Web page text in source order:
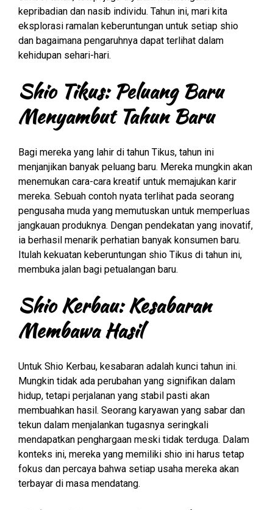
kepribadian dan nasib individu. Tahun ini, mari kita
eksplorasi ramalan keberuntungan untuk setiap shio
dan bagaimana pengaruhnya dapat terlihat dalam
kehidupan sehari-hari.
Shio Tikus: Peluang Baru
Menyambut Tahun Baru
Bagi mereka yang lahir di tahun Tikus, tahun ini
menjanjikan banyak peluang baru. Mereka mungkin akan
menemukan cara-cara kreatif untuk memajukan karir
mereka. Sebuah contoh nyata terlihat pada seorang
pengusaha muda yang memutuskan untuk memperluas
jangkauan produknya. Dengan pendekatan yang inovatif,
ia berhasil menarik perhatian banyak konsumen baru.
Itulah kekuatan keberuntungan shio Tikus di tahun ini,
membuka jalan bagi petualangan baru.
Shio Kerbau: Kesabaran
Membawa Hasil
Untuk Shio Kerbau, kesabaran adalah kunci tahun ini.
Mungkin tidak ada perubahan yang signifikan dalam
hidup, tetapi perjalanan yang stabil pasti akan
membuahkan hasil. Seorang karyawan yang sabar dan
tekun dalam menjalankan tugasnya seringkali
mendapatkan penghargaan meski tidak terduga. Dalam
konteks ini, mereka yang memiliki shio ini harus tetap
fokus dan percaya bahwa setiap usaha mereka akan
terbayar di masa mendatang.